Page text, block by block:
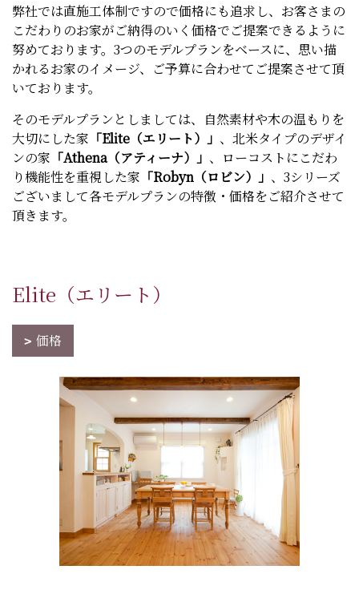
弊社では直施工体制ですので価格にも追求し、お客さまの
こだわりのお家がご納得のいく価格でご提案できるように
努めております。3つのモデルプランをベースに、思い描
かれるお家のイメージ、ご予算に合わせてご提案させて頂
いております。
そのモデルプランとしましては、自然素材や木の温もりを
大切にした家 「Elite（エリート）」 、北米タイプのデザイ
ンの家 「Athena（アティーナ）」 、ローコストにこだわ
り機能性を重視した家 「Robyn（ロビン）」 、3シリーズ
ございまして各モデルプランの特徴・価格をご紹介させて
頂きます。
Elite（エリート）
価格